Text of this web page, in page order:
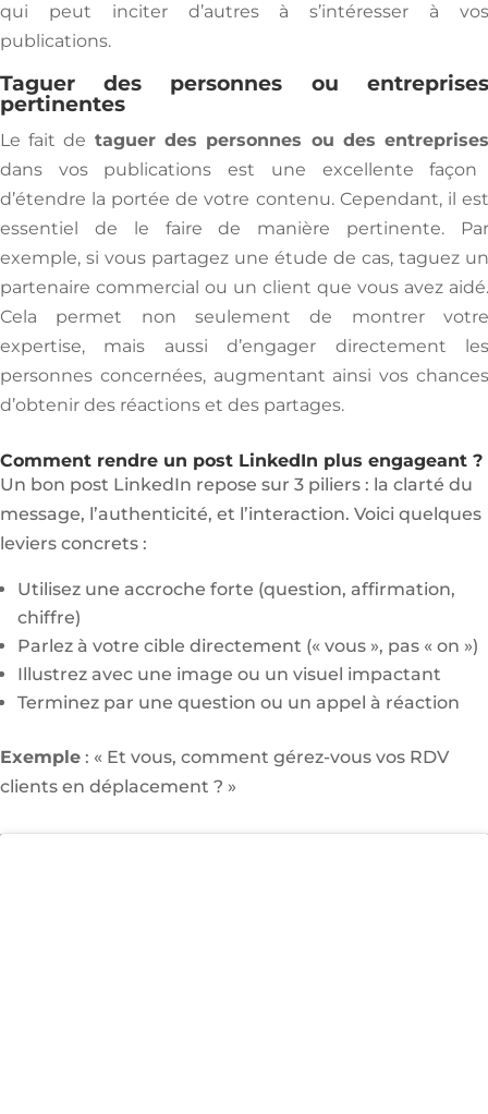
qui peut inciter d’autres à s’intéresser à
publications.
Taguer des personnes ou
pertinentes
Le fait de taguer des personnes ou des
dans vos publications est une excellente façon
d’étendre la portée de votre contenu. Cependant, il
essentiel de le faire de manière pertinente.
exemple, si vous partagez une étude de cas, taguez
partenaire commercial ou un client que vous avez
Cela permet non seulement de montrer
expertise, mais aussi d’engager directement
personnes concernées, augmentant ainsi vos
d’obtenir des réactions et des partages.
Comment rendre un post LinkedIn plus engageant ?
Un bon post LinkedIn repose sur 3 piliers : la clarté du
message, l’authenticité, et l’interaction. Voici quelques
leviers concrets :
Utilisez une accroche forte (question, affirmation,
chiffre)
Parlez à votre cible directement (« vous », pas « on »)
Illustrez avec une image ou un visuel impactant
Terminez par une question ou un appel à réaction
Exemple: « Et vous, comment gérez-vous vos RDV
clients en déplacement ? »